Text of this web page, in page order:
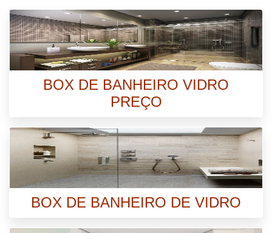
BOX DE BANHEIRO VIDRO
PREÇO
BOX DE BANHEIRO DE VIDRO